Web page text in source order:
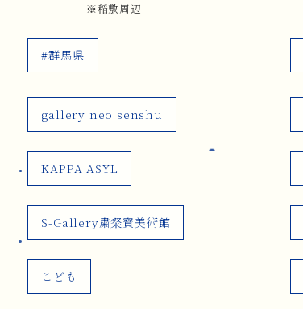
※稲敷周辺
#群馬県
gallery neo senshu
KAPPA ASYL
S-Gallery粛粲寳美術館
こども